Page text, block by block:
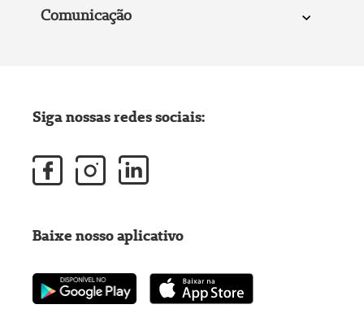
Comunicação
Siga nossas redes sociais:
Baixe nosso aplicativo